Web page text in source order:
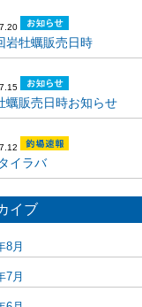
牡蠣販売日時
販売日時お知らせ
イラバ
イブ
8月
7月